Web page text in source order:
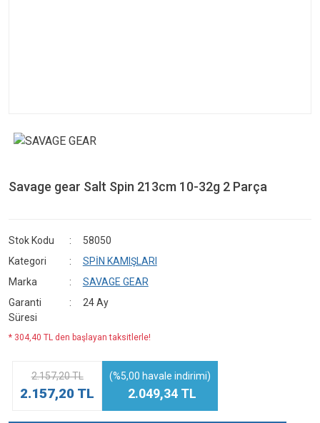
Savage gear Salt Spin 213cm 10-32g 2 Parça
Stok Kodu
58050
Kategori
SPİN KAMIŞLARI
Marka
SAVAGE GEAR
Garanti
Süresi
24 Ay
* 304,40 TL den başlayan taksitlerle!
2.157,20 TL
2.157,20 TL
(%5,00 havale indirimi)
2.049,34 TL